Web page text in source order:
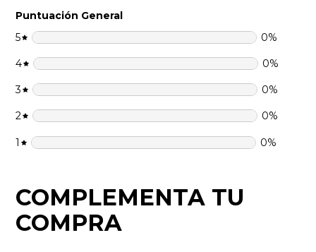
Puntuación General
5
0%
4 0%
3 0%
2 0%
1 0%
COMPLEMENTA TU
COMPRA